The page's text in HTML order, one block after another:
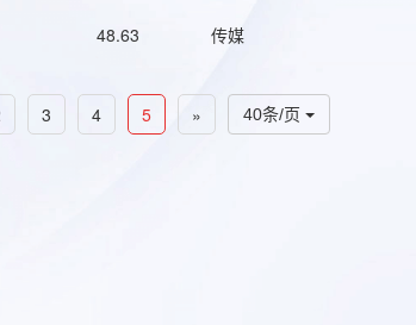
48.63 传媒
40条/页
3 4 5 »